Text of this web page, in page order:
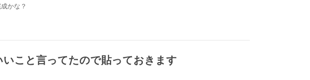
かな？
いこと言ってたので貼っておきます